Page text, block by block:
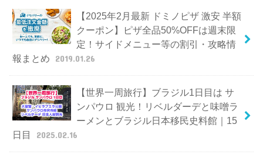
【2025年2月最新 ドミノピザ 激安 半額
クーポン】ピザ全品50%OFFは週末限
定！サイドメニュー等の割引・攻略情
報まとめ
2019.01.26
【世界一周旅行】ブラジル1日目は サ
ンパウロ 観光！リベルダーデと味噌ラ
ーメンとブラジル日本移民史料館｜15
日目
2025.02.16